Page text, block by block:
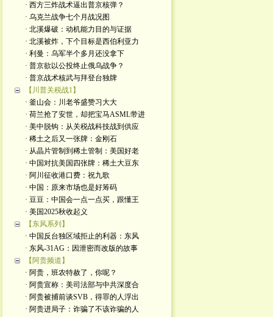
· 西方三炸战术逼出普京核弹？
· 乌克兰战争七个月战况图
· 北溪爆破：动机能力目的与证据
· 北溪被炸，下个目标是西伯利亚力
· 利曼：乌军半个多月还没拿下
· 普京欲以公投终止俄乌战争？
· 普京战术核武与拜登台独牌
【川普关税战1】
· 釜山会：川老爷盛赞习大大
· 荷兰抢了安世，却把宝马ASML带进
· 美中脱钩：从关税战科技战到供应
· 稀土之后又一张牌：金刚石
· 从晶片管制到稀土管制：美国好老
· 中国对抗美国四张牌：稀土大豆东
· 阿川征收港口费：祝九歌
· 中国：原来市场也是好筹码
· 豆豆：中国会一点一点买，跟懂王
· 美国2025秋收起义
【东风系列】
· 中国反台独区域拒止的利器：东风
· 东风-31AG：因泄密而改版的故事
【阿贵频道】
· 阿贵，班农特赦了，你呢？
· 阿贵宣称：美司法部与中共深度合
· 阿贵被捕前谈SVB，得罪的人浮出
· 阿贵进局子：诈骗了不该诈骗的人